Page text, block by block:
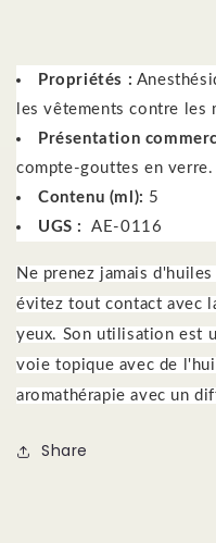
Propriétés :
les vêtements contre les
Présentation
compte-gouttes en verre.
Contenu (ml): 5
UGS :
AE-0116
Ne prenez jamais
évitez tout contact avec
yeux. Son utilisation est
voie topique avec de
aromathérapie avec un
Share